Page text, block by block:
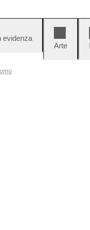
evidenza
Arte